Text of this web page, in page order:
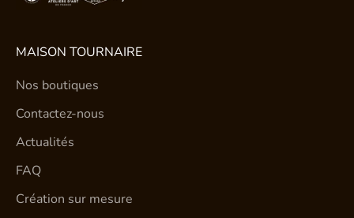
MAISON TOURNAIRE
Nos boutiques
Contactez-nous
Actualités
FAQ
Création sur mesure